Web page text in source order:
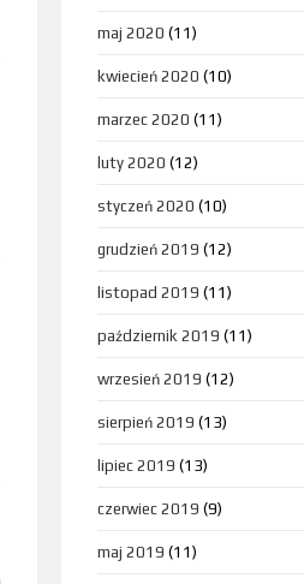
maj 2020 (11)
kwiecień 2020 (10)
marzec 2020 (11)
luty 2020 (12)
styczeń 2020 (10)
grudzień 2019 (12)
listopad 2019 (11)
październik 2019 (11)
wrzesień 2019 (12)
sierpień 2019 (13)
lipiec 2019 (13)
czerwiec 2019 (9)
maj 2019 (11)